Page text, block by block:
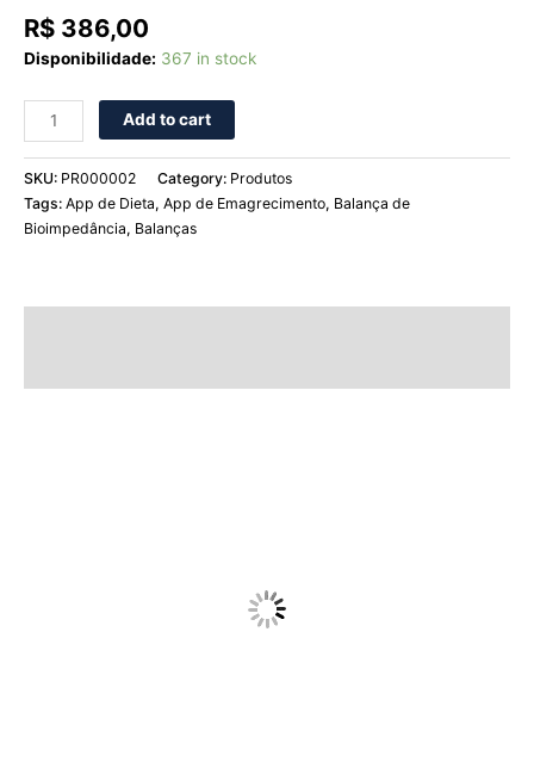
R$ 386,00
Disponibilidade: 367 in stock
Add to cart
SKU: PR000002 Category: Produtos
Tags: App de Dieta, App de Emagrecimento, Balança de
Bioimpedância, Balanças